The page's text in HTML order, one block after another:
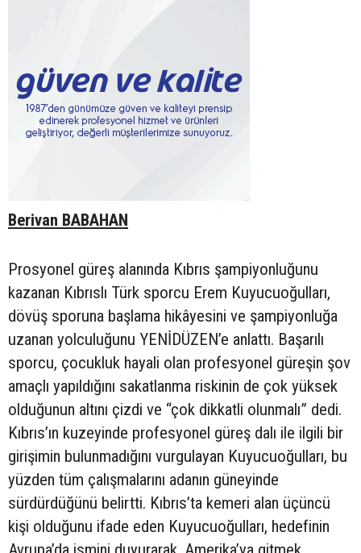
Berivan BABAHAN
Prosyonel güreş alanında Kıbrıs şampiyonluğunu
kazanan Kıbrıslı Türk sporcu Erem Kuyucuoğulları,
dövüş sporuna başlama hikâyesini ve şampiyonluğa
uzanan yolculuğunu YENİDÜZEN’e anlattı. Başarılı
sporcu, çocukluk hayali olan profesyonel güreşin şov
amaçlı yapıldığını sakatlanma riskinin de çok yüksek
olduğunun altını çizdi ve “çok dikkatli olunmalı” dedi.
Kıbrıs’ın kuzeyinde profesyonel güreş dalı ile ilgili bir
girişimin bulunmadığını vurgulayan Kuyucuoğulları, bu
yüzden tüm çalışmalarını adanın güneyinde
sürdürdüğünü belirtti. Kıbrıs’ta kemeri alan üçüncü
kişi olduğunu ifade eden Kuyucuoğulları, hedefinin